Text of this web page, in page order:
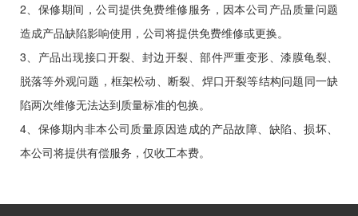
2、保修期间，公司提供免费维修服务，因本公司产品质量问题
造成产品缺陷影响使用，公司将提供免费维修或更换。
3、产品出现接口开裂、封边开裂、部件严重变形、漆膜龟裂、
脱落等外观问题，框架松动、断裂、焊口开裂等结构问题同一缺
陷两次维修无法达到质量标准的包换。
4、保修期内非本公司质量原因造成的产品故障、缺陷、损坏、
本公司将提供有偿服务，仅收工本费。